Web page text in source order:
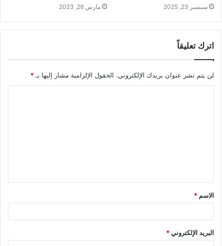
سبتمبر 23, 2025 مارس 26, 2023
اترك تعليقاً
لن يتم نشر عنوان بريدك الإلكتروني. الحقول الإلزامية مشار إليها بـ*
ق
*
الاسم *
البريد الإلكتروني*